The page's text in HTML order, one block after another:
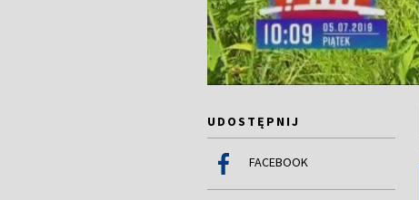
UDOSTĘPNIJ
FACEBOOK